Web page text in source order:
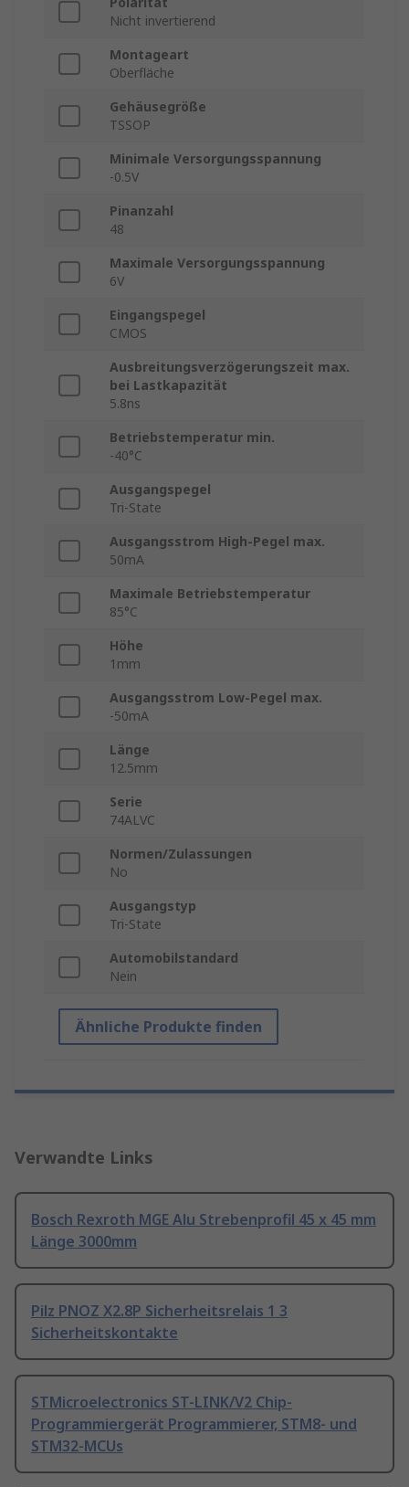
Nicht invertierend
Montageart
Oberfläche
Gehäusegröße
TSSOP
Minimale Versorgungsspannung
-0.5V
Pinanzahl
48
Maximale Versorgungsspannung
6V
Eingangspegel
CMOS
Ausbreitungsverzögerungszeit max.
bei Lastkapazität
5.8ns
Betriebstemperatur min.
-40°C
Ausgangspegel
Tri-State
Ausgangsstrom High-Pegel max.
50mA
Maximale Betriebstemperatur
85°C
Höhe
1mm
Ausgangsstrom Low-Pegel max.
-50mA
Länge
12.5mm
Serie
74ALVC
Normen/Zulassungen
No
Ausgangstyp
Tri-State
Automobilstandard
Nein
Ähnliche Produkte finden
Verwandte Links
Bosch Rexroth MGE Alu Strebenprofil 45 x 45 mm
Länge 3000mm
Pilz PNOZ X2.8P Sicherheitsrelais 1 3
Sicherheitskontakte
STMicroelectronics ST-LINK/V2 Chip-
Programmiergerät Programmierer, STM8- und
STM32-MCUs